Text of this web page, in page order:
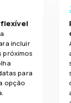
incluir
para
opção